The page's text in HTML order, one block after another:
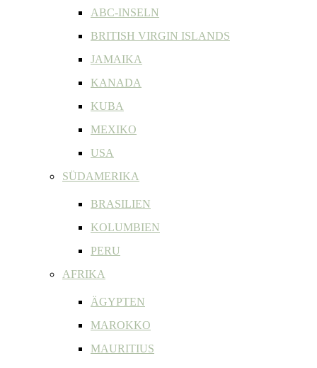
ABC-INSELN
BRITISH VIRGIN ISLANDS
JAMAIKA
KANADA
KUBA
MEXIKO
USA
SÜDAMERIKA
BRASILIEN
KOLUMBIEN
PERU
AFRIKA
ÄGYPTEN
MAROKKO
MAURITIUS